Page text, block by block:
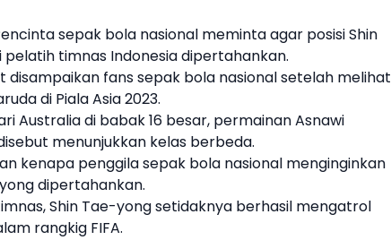
sepak bola nasional meminta agar posisiShin
pelatih timnas Indonesia dipertahankan.
disampaikan fans sepak bola nasional setelah melihat
di Piala Asia 2023.
Australia di babak 16 besar, permainan Asnawi
menunjukkan kelas berbeda.
kenapa penggila sepak bola nasional menginginkan
dipertahankan.
Shin Tae-yongsetidaknya berhasil mengatrol
rangkig FIFA.